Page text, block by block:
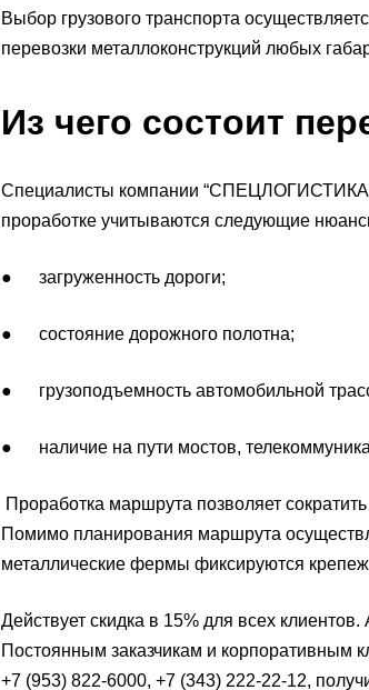
Выбор грузового транспорта
перевозки металлоконструкций любых
Из чего состоит
Специалисты компании “СПЕЦЛОГИСТИКА”
проработке учитываются следующие
● загруженность дороги;
● состояние дорожного полотна;
● грузоподъемность автомобильной
● наличие на пути мостов,
Проработка маршрута позволяет
Помимо планирования маршрута
металлические фермы фиксируются
Действует скидка в 15% для всех
Постоянным заказчикам и корпоративным
+7 (953) 822-6000, +7 (343) 222-22-12,